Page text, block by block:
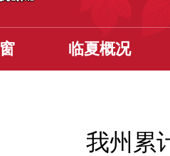
临夏概况
我州累